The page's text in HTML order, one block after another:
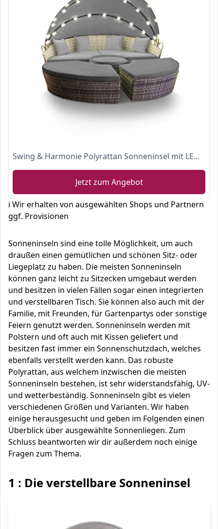
Swing & Harmonie Polyrattan Sonneninsel mit LED Beleuchtung + Solarmodul inklusive Abdeckcover Rattan (210cm, Grau)
Jetzt zum Angebot
ℹ️ Wir erhalten von ausgewählten Shops und Partnern
ggf. Provisionen
Sonneninseln sind eine tolle Möglichkeit, um auch
draußen einen gemütlichen und schönen Sitz- oder
Liegeplatz zu haben. Die meisten Sonneninseln
können ganz leicht zu Sitzecken umgebaut werden
und besitzen in vielen Fällen sogar einen integrierten
und verstellbaren Tisch. Sie können also auch mit der
Familie, mit Freunden, für Gartenpartys oder sonstige
Feiern genutzt werden. Sonneninseln werden mit
Polstern und oft auch mit Kissen geliefert und
besitzen fast immer ein Sonnenschutzdach, welches
ebenfalls verstellt werden kann. Das robuste
Polyrattan, aus welchem inzwischen die meisten
Sonneninseln bestehen, ist sehr widerstandsfähig, UV-
und wetterbeständig. Sonneninseln gibt es vielen
verschiedenen Größen und Varianten. Wir haben
einige herausgesucht und geben im Folgenden einen
Überblick über ausgewählte Sonnenliegen. Zum
Schluss beantworten wir dir außerdem noch einige
Fragen zum Thema.
1 : Die verstellbare Sonneninsel